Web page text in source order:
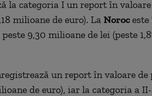
la categoria I un report în valoare
milioane de euro). La Noroc
9,30 milioane de lei (peste
un report în valoare de
de euro), iar la categoria a